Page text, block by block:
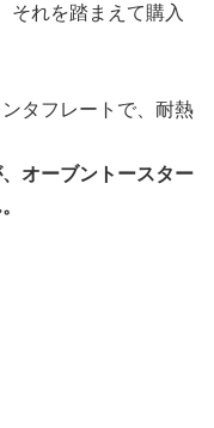
それを踏まえて購入
タフレートで、耐熱
オーブントースター